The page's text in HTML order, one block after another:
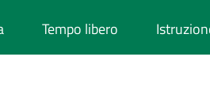
Tempo libero